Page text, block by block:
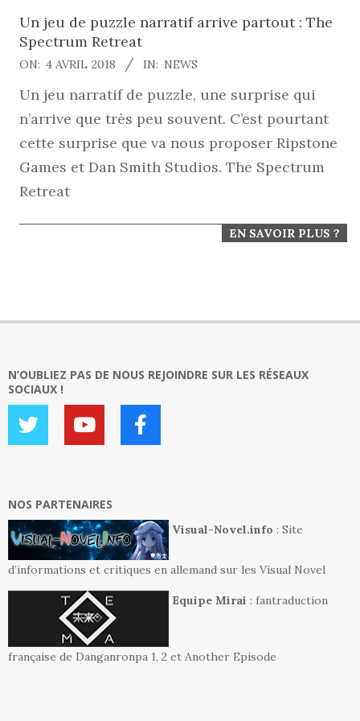
Un jeu de puzzle narratif arrive partout : The
Spectrum Retreat
2018-
04-
04
ON: 4 AVRIL 2018 IN: NEWS
Un jeu narratif de puzzle, une surprise qui
n’arrive que très peu souvent. C’est pourtant
cette surprise que va nous proposer Ripstone
Games et Dan Smith Studios. The Spectrum
Retreat
EN SAVOIR PLUS ?
N’OUBLIEZ PAS DE NOUS REJOINDRE SUR LES RÉSEAUX
SOCIAUX !
NOS PARTENAIRES
Visual-Novel.info : Site
d’informations et critiques en allemand sur les Visual Novel
Equipe Mirai : fantraduction
française de Danganronpa 1, 2 et Another Episode